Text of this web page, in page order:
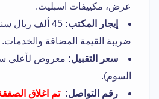
عرض، مكييفات اسبليت.
إيجار المكتب: 45 ألف ريال سنويًا
ضريبة القيمة المضافة والخدمات.
سعر التقبيل: معروض لأعلى
السوم).
رقم التواصل:تم اغلاق